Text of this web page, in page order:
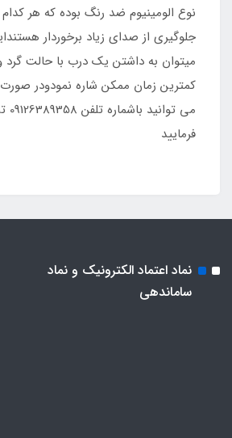
نوع الومینیوم ضد رنگ بوده که هر کدام
جلوگیری از صدای زیاد برخوردار
میتوان به داشتن یک درب با حالت گرد و
کمترین زمان ممکن شاره نمودودر
می
فرمایید
نماد اعتماد الکترونیک و نماد
ساماندهی